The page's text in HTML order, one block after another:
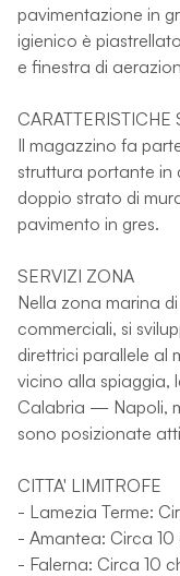
pavimentazione in
igienico è
e finestra di
CARATTERISTICHE
Il magazzino fa
struttura portante in
doppio strato di
pavimento in gres.
SERVIZI ZONA
Nella zona marina
commerciali, si
direttrici parallele al
vicino alla spiaggia,
Calabria — Napoli,
sono posizionate
CITTA' LIMITROFE
- Lamezia Terme:
- Amantea: Circa 10
- Falerna: Circa 10